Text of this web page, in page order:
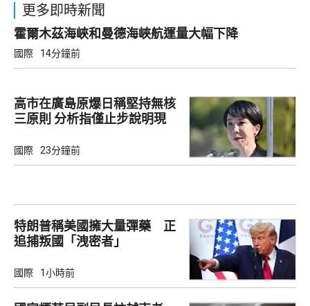
更多即時新聞
霍爾木茲海峽和曼德海峽航運量大幅下降
國際 14分鐘前
高市在廣島原爆日稱堅持無核
三原則 分析指僅止步說明現
國際 23分鐘前
特朗普稱美國擁大量彈藥 正
追捕叛國「洩密者」
國際 1小時前